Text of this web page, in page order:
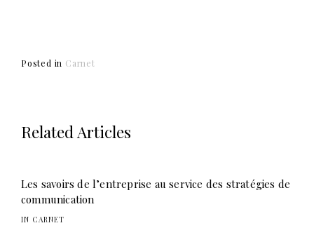
Posted in Carnet
Related Articles
Les savoirs de l’entreprise au service des stratégies de
communication
IN CARNET